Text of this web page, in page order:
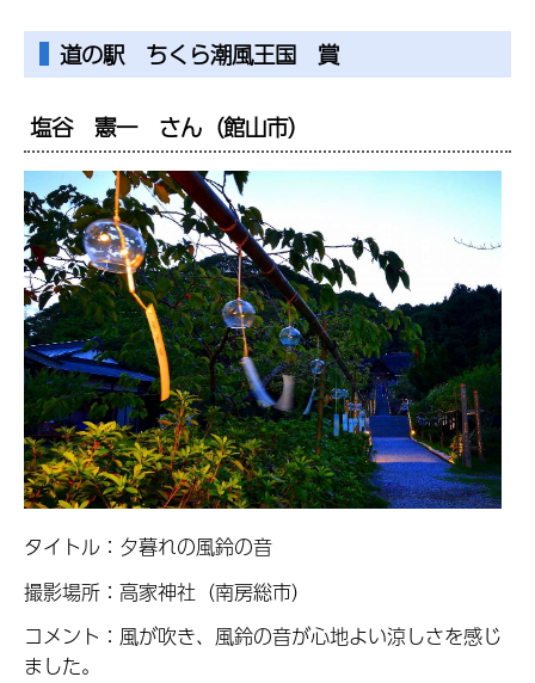
道の駅 ちくら潮風王国 賞
塩谷 憲一 さん（館山市）
タイトル：夕暮れの風鈴の音
撮影場所：高家神社（南房総市）
コメント：風が吹き、風鈴の音が心地よい涼しさを感じ
ました。